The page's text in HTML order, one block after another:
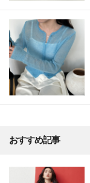
おすすめ記事